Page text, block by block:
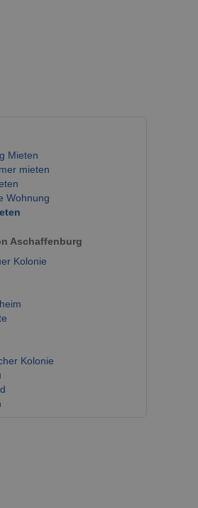
Mieten
mieten
Wohnung
Aschaffenburg
Kolonie
Kolonie